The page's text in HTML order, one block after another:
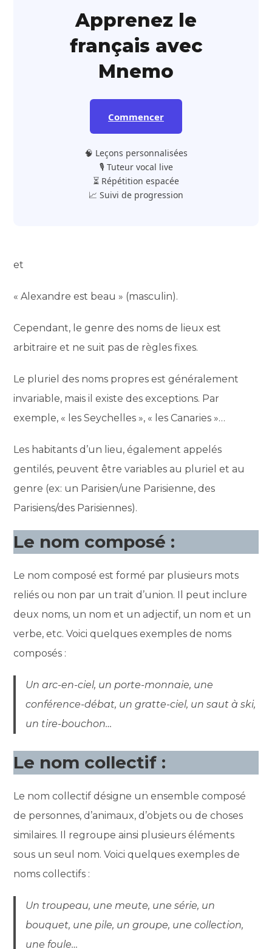
Apprenez le
français avec
Mnemo
Commencer
🧠 Leçons personnalisées
🎙️ Tuteur vocal live
⏳ Répétition espacée
📈 Suivi de progression
et
« Alexandre est beau » (masculin).
Cependant, le genre des noms de lieux est
arbitraire et ne suit pas de règles fixes.
Le pluriel des noms propres est généralement
invariable, mais il existe des exceptions. Par
exemple, « les Seychelles », « les Canaries »…
Les habitants d’un lieu, également appelés
gentilés, peuvent être variables au pluriel et au
genre (ex: un Parisien/une Parisienne, des
Parisiens/des Parisiennes).
Le nom composé :
Le nom composé est formé par plusieurs mots
reliés ou non par un trait d’union. Il peut inclure
deux noms, un nom et un adjectif, un nom et un
verbe, etc. Voici quelques exemples de noms
composés :
Un arc-en-ciel, un porte-monnaie, une
conférence-débat, un gratte-ciel, un saut à ski,
un tire-bouchon…
Le nom collectif :
Le nom collectif désigne un ensemble composé
de personnes, d’animaux, d’objets ou de choses
similaires. Il regroupe ainsi plusieurs éléments
sous un seul nom. Voici quelques exemples de
noms collectifs :
Un troupeau, une meute, une série, un
bouquet, une pile, un groupe, une collection,
une foule…